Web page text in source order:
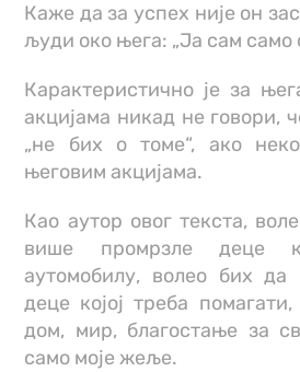
Каже да за успех није он
људи око њега: „Ја сам само
Карактеристично је за
акцијама никад не говори,
„не бих о томе“, ако
његовим акцијама.
Као аутор овог текста,
више промрзле деце
аутомобилу, волео бих
деце којој треба
дом, мир, благостање за
само моје жеље.